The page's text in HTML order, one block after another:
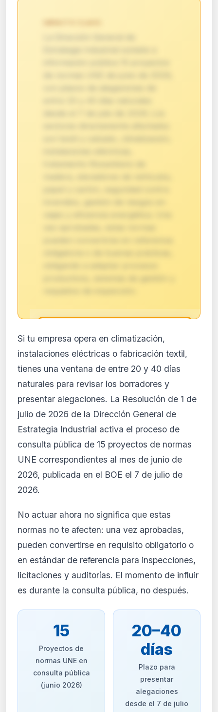
🔒
Análisis de impacto reservado
para suscriptores
El análisis detallado del impacto de esta
normativa está disponible con los planes
completo y recibe alertas personalizadas.
Ver planes
Crear mi cuenta
Desde 9,99 €/mes · Cancela cuando quieras
Si tu empresa opera en climatización,
instalaciones eléctricas o fabricación textil,
tienes una ventana de entre 20 y 40 días
naturales para revisar los borradores y
presentar alegaciones. La Resolución de 1 de
julio de 2026 de la Dirección General de
Estrategia Industrial activa el proceso de
consulta pública de 15 proyectos de normas
UNE correspondientes al mes de junio de
2026, publicada en el BOE el 7 de julio de
2026.
No actuar ahora no significa que estas
normas no te afecten: una vez aprobadas,
pueden convertirse en requisito obligatorio o
en estándar de referencia para inspecciones,
licitaciones y auditorías. El momento de influir
es durante la consulta pública, no después.
15
Proyectos de
normas UNE en
consulta pública
(junio 2026)
20–40
días
Plazo para
presentar
alegaciones
desde el 7 de julio